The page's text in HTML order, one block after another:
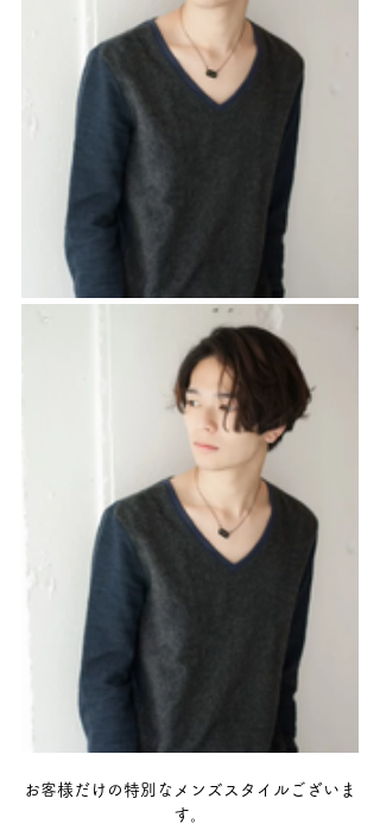
お客様だけの特別なメンズスタイルございま
す。